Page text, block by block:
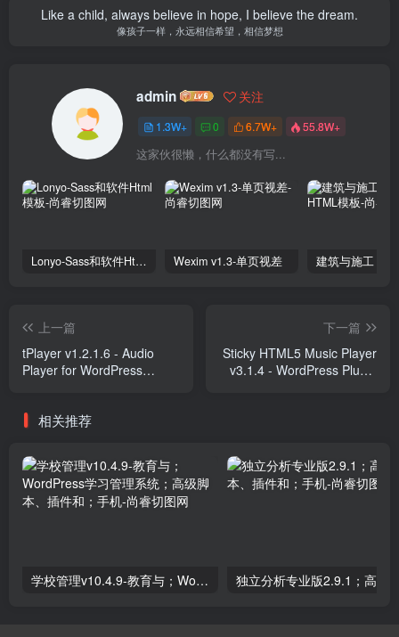
Like a child, always believe in hope, I believe the dream.
像孩子一样，永远相信希望，相信梦想
admin 关注
1.3W+ 0 6.7W+ 55.8W+
这家伙很懒，什么都没有写...
Lonyo-Sass和软件Html模板 Wexim v1.3-单页视差
上一篇
tPlayer v1.2.1.6 - Audio
Player for WordPress
下一篇
Sticky HTML5 Music Player
v3.1.4 - WordPress Plugin
相关推荐
学校管理v10.4.9-教育与；WordPress学习管理系统；高级脚本、插件和；手机